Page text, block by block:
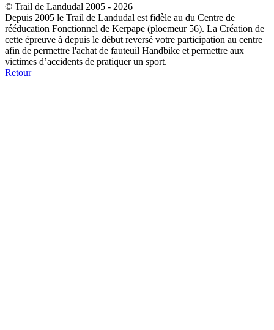
© Trail de Landudal 2005 - 2026
Depuis 2005 le Trail de Landudal est fidèle au du Centre de
rééducation Fonctionnel de Kerpape (ploemeur 56). La Création de
cette épreuve à depuis le début reversé votre participation au centre
afin de permettre l'achat de fauteuil Handbike et permettre aux
victimes d’accidents de pratiquer un sport.
Retour